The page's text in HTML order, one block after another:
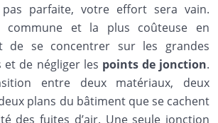
pas parfaite, votre effort sera vain.
commune et la plus coûteuse en
de se concentrer sur les grandes
et de négliger les points de jonction.
entre deux matériaux, deux
plans du bâtiment que se cachent
des fuites d’air. Une seule jonction